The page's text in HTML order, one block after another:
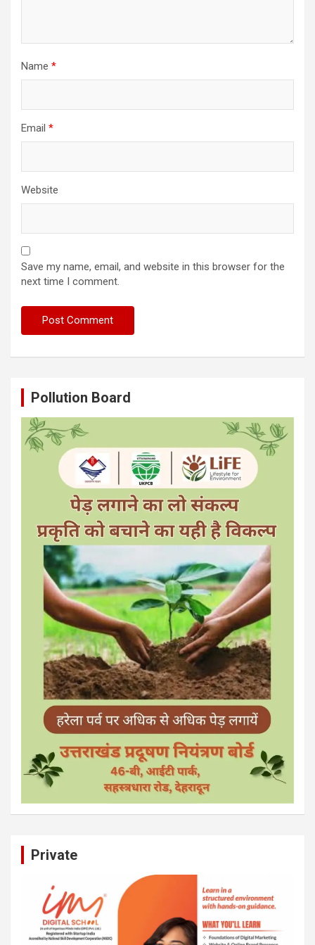
Name *
Email *
Website
Save my name, email, and website in this browser for the
next time I comment.
Pollution Board
Private